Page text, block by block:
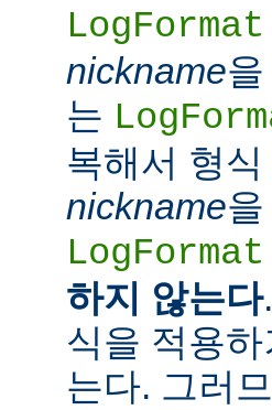
LogFormat
nickname
는
복해서 형
nickname
LogFormat
하지 않는다
식을 적용
는다. 그러